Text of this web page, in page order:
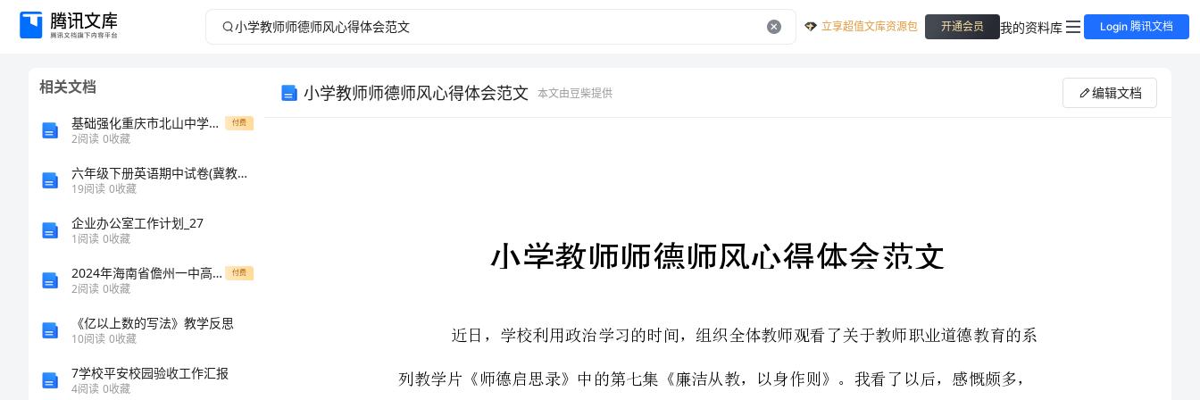
小
立享超值文库资源包 开通会员 我的资料库 Login 腾讯文档
相关文档
基础强化重庆市北山中学数学人教版七年级下册数据的收集、整理与描述同步测评练习题（详解） 付费
2阅读 0收藏
六年级下册英语期中试卷(冀教版)-—小学英语试卷小学教师网文库
19阅读 0收藏
企业办公室工作计划_27
1阅读 0收藏
2024年海南省儋州一中高一生物上学期期末监测试题含解析 付费
2阅读 0收藏
《亿以上数的写法》教学反思
10阅读 0收藏
7学校平安校园验收工作汇报
4阅读 0收藏
小学教师师德师风心得体会范文 本文由豆柴提供 编辑文档
近日，学校利用政治学习的时间，组织全体教师观看了关于教师职业道德教育的系
心情很不平静，特别是胡安梅、包全杰等农村教师身上表现出的高尚道德风范，更使我感